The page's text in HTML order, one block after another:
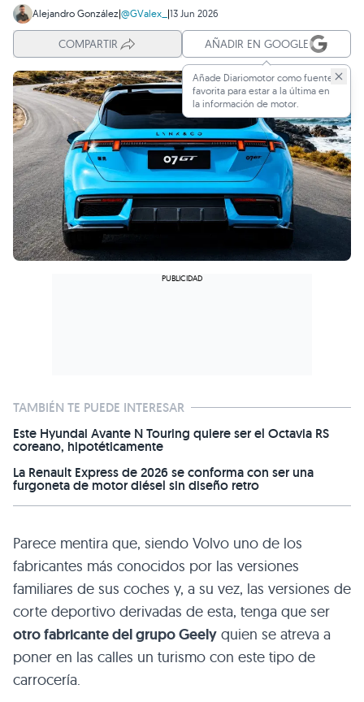
Alejandro González|@GValex_ |13 Jun 2026
COMPARTIR AÑADIR EN GOOGLE
Añade Diariomotor como fuente
favorita para estar a la última en
la información de motor.
TAMBIÉN TE PUEDE INTERESAR
Este Hyundai Avante N Touring quiere ser el Octavia RS
coreano, hipotéticamente
La Renault Express de 2026 se conforma con ser una
furgoneta de motor diésel sin diseño retro
Parece mentira que, siendo Volvo uno de los
fabricantes más conocidos por las versiones
familiares de sus coches y, a su vez, las versiones de
corte deportivo derivadas de esta, tenga que ser
otro fabricante del grupo Geely quien se atreva a
poner en las calles un turismo con este tipo de
carrocería.